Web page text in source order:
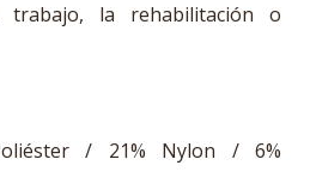
la rehabilitación o
/ 21% Nylon / 6%